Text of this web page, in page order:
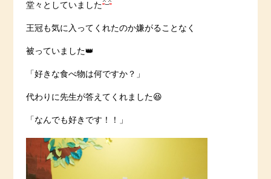
堂々としていました
王冠も気に入ってくれたのか嫌がることなく
被っていました👑
「好きな食べ物は何ですか？」
代わりに先生が答えてくれました😆
「なんでも好きです！！」